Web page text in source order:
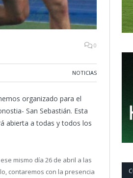
0
NOTICIAS
organizado para el
San Sebastián. Esta
abierta a todas y todos los
mismo día 26 de abril a las
contaremos con la presencia